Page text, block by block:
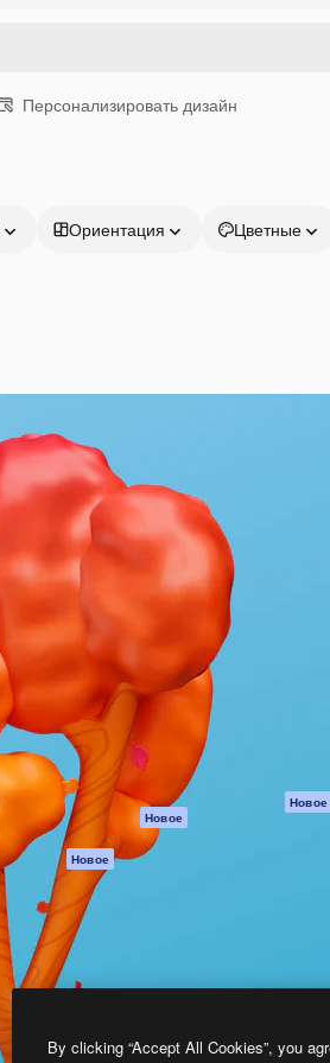
Персонализировать дизайн
Ориентация Цветные
Продукция
Spaces
ИИ-помощник
Генератор
изображений ИИ
Генератор видео
ИИ
Генератор голоса
на основе ИИ
Стоковый контент
MCP для
Claude/ChatGPT
Новое
Агенты Новое
Мобильное
приложение
Все инструменты
Magnific
Начать
Academy
Документация по
Пакету ИИ
Служба
поддержки
Условия и
положения
Политика
Новое
By clicking “Accept All Cookies”, you